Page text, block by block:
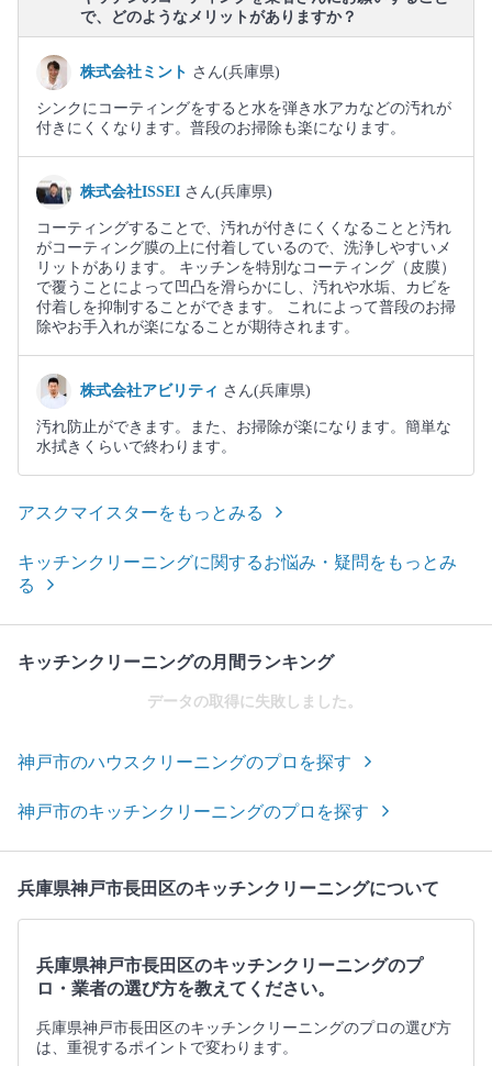
で、どのようなメリットがありますか？
株式会社ミント さん(兵庫県)
シンクにコーティングをすると水を弾き水アカなどの汚れが
付きにくくなります。普段のお掃除も楽になります。
株式会社ISSEI さん(兵庫県)
コーティングすることで、汚れが付きにくくなることと汚れ
がコーティング膜の上に付着しているので、洗浄しやすいメ
リットがあります。 キッチンを特別なコーティング（皮膜）
で覆うことによって凹凸を滑らかにし、汚れや水垢、カビを
付着しを抑制することができます。 これによって普段のお掃
除やお手入れが楽になることが期待されます。
株式会社アビリティ さん(兵庫県)
汚れ防止ができます。また、お掃除が楽になります。簡単な
水拭きくらいで終わります。
アスクマイスターをもっとみる
キッチンクリーニングに関するお悩み・疑問をもっとみ
る
キッチンクリーニングの月間ランキング
データの取得に失敗しました。
神戸市のハウスクリーニングのプロを探す
神戸市のキッチンクリーニングのプロを探す
兵庫県神戸市長田区のキッチンクリーニングについて
兵庫県神戸市長田区のキッチンクリーニングのプ
ロ・業者の選び方を教えてください。
兵庫県神戸市長田区のキッチンクリーニングのプロの選び方
は、重視するポイントで変わります。